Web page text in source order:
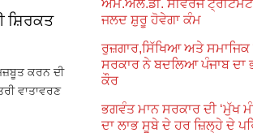
ਸ਼ਿਰਕਤ
ਕਰਨ ਦੀ
ਵਾਤਾਵਰਣ
ਐਮ.ਐਲ.ਡੀ. ਸੀਵਰੇਜ
ਜਲਦ ਸ਼ੁਰੂ ਹੋਵੇਗਾ ਕੰਮ
ਰੁਜ਼ਗਾਰ,ਸਿੱਖਿਆ ਅਤੇ ਸਮਾਜਿਕ
ਸਰਕਾਰ ਨੇ ਬਦਲਿਆ ਪੰਜਾਬ ਦਾ
ਕੌਰ
ਭਗਵੰਤ ਮਾਨ ਸਰਕਾਰ ਦੀ ‘ਮੁੱਖ
ਦਾ ਲਾਭ ਸੂਬੇ ਦੇ ਹਰ ਜ਼ਿਲ੍ਹੇ ਦੇ